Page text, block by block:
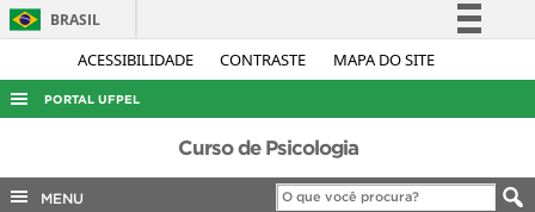
ACESSIBILIDADE CONTRASTE MAPA DO SITE
BRASIL
Simplifique!
Acesso à informação
Legislação
PORTAL UFPEL
ACESSO À INFORMAÇÃO
AUDITORIA
Curso de Psicologia
MENU